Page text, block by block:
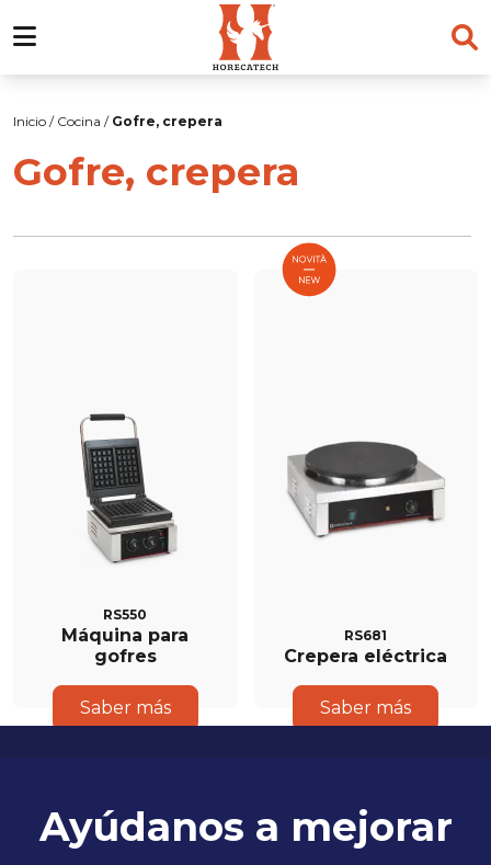
toInicio / Cocina / Gofre, crepera
Gofre, crepera
RS550
Máquina para
gofres
Saber más
RS681
Crepera eléctrica
Saber más
Ayúdanos a mejorar